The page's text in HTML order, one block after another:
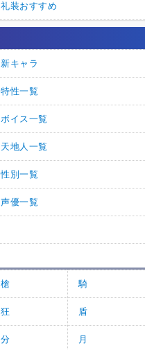
礼装おすすめ
新キャラ
特性一覧
ボイス一覧
天地人一覧
性別一覧
声優一覧
槍 騎
狂 盾
分 月